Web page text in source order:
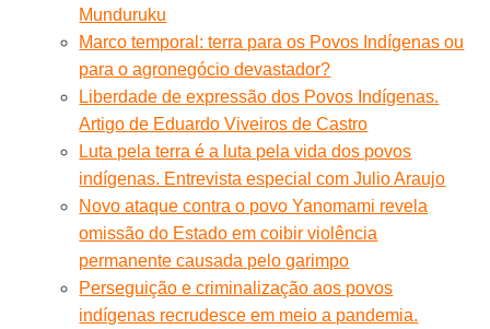
Munduruku
Marco temporal: terra para os Povos Indígenas ou
para o agronegócio devastador?
Liberdade de expressão dos Povos Indígenas.
Artigo de Eduardo Viveiros de Castro
Luta pela terra é a luta pela vida dos povos
indígenas. Entrevista especial com Julio Araujo
Novo ataque contra o povo Yanomami revela
omissão do Estado em coibir violência
permanente causada pelo garimpo
Perseguição e criminalização aos povos
indígenas recrudesce em meio a pandemia.